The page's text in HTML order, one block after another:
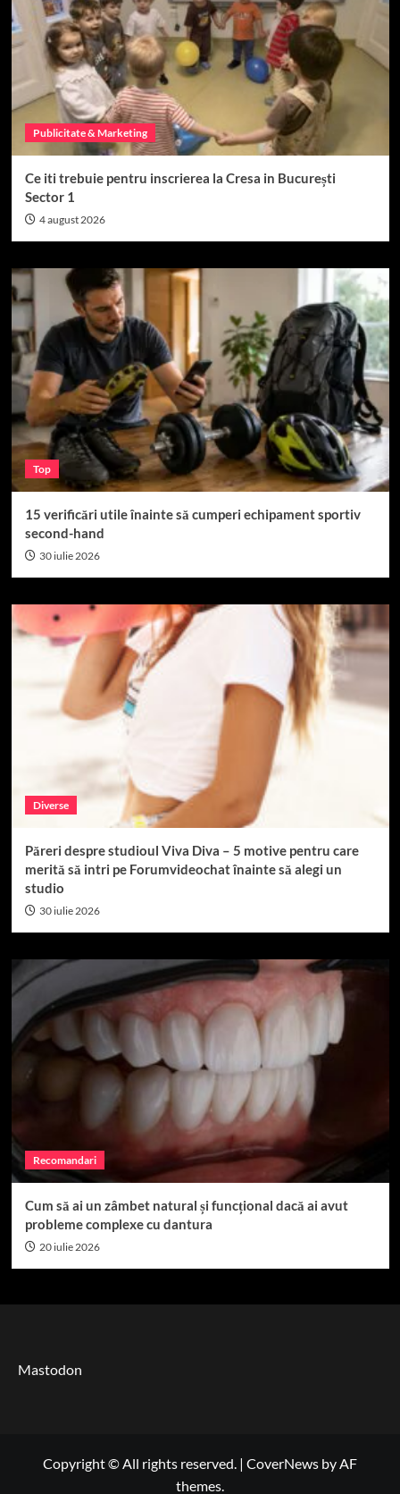
Publicitate & Marketing
Ce iti trebuie pentru inscrierea la Cresa in București
Sector 1
4 august 2026
Top
15 verificări utile înainte să cumperi echipament sportiv
second-hand
30 iulie 2026
Diverse
Păreri despre studioul Viva Diva – 5 motive pentru care
merită să intri pe Forumvideochat înainte să alegi un
studio
30 iulie 2026
Recomandari
Cum să ai un zâmbet natural și funcțional dacă ai avut
probleme complexe cu dantura
20 iulie 2026
Mastodon
Copyright © All rights reserved. | CoverNews by AF
themes.